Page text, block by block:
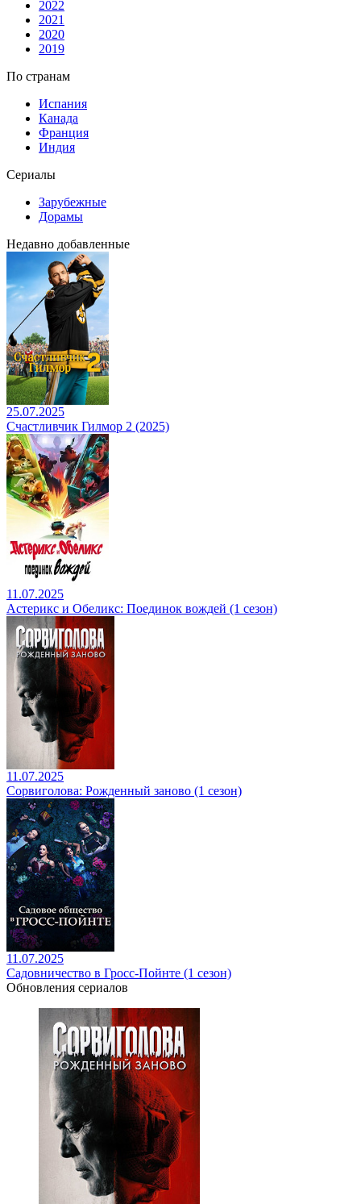
2022
2021
2020
2019
По странам
Испания
Канада
Франция
Индия
Сериалы
Зарубежные
Дорамы
Недавно добавленные
25.07.2025
Счастливчик Гилмор 2 (2025)
11.07.2025
Астерикс и Обеликс: Поединок вождей (1 сезон)
11.07.2025
Сорвиголова: Рожденный заново (1 сезон)
11.07.2025
Садовничество в Гросс-Пойнте (1 сезон)
Обновления сериалов